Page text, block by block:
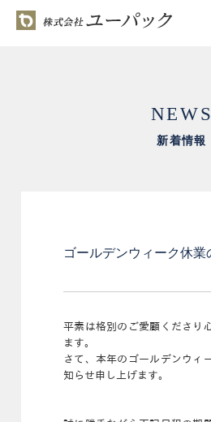
NEWS
新着情報
ゴールデンウィーク休業
平素は格別のご愛顧くださり
ます。
さて、本年のゴールデンウィ
知らせ申し上げます。